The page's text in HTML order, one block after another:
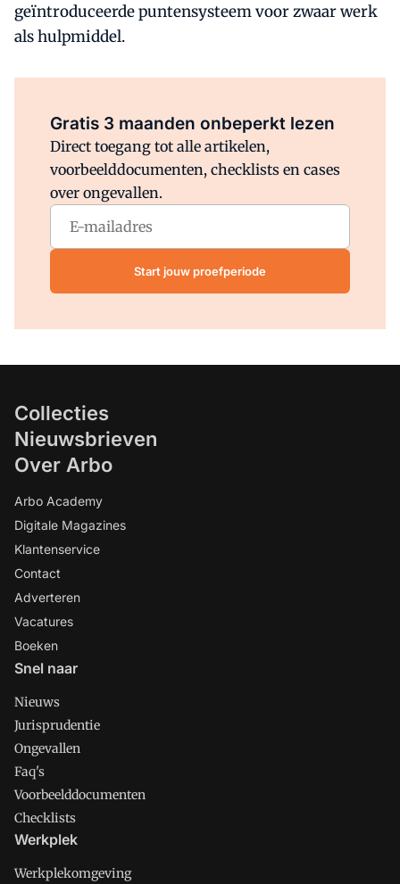
geïntroduceerde puntensysteem voor zwaar werk
als hulpmiddel.
Gratis 3 maanden onbeperkt lezen
Direct toegang tot alle artikelen,
voorbeelddocumenten, checklists en cases
over ongevallen.
Start jouw proefperiode
Collecties
Nieuwsbrieven
Over Arbo
Arbo Academy
Digitale Magazines
Klantenservice
Contact
Adverteren
Vacatures
Boeken
Snel naar
Nieuws
Jurisprudentie
Ongevallen
Faq's
Voorbeelddocumenten
Checklists
Werkplek
Werkplekomgeving